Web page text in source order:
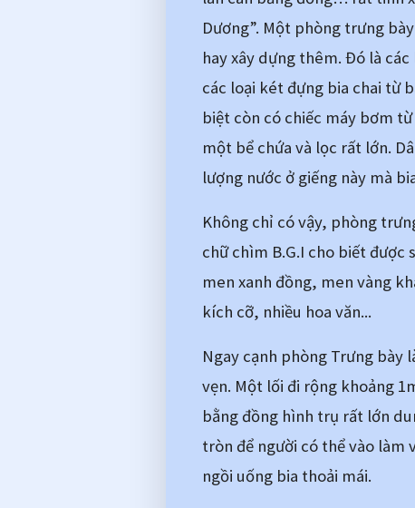
Dương”. Một phòng trưng
hay xây dựng thêm. Đó là
các loại két đựng bia chai từ
biệt còn có chiếc máy bơm
một bể chứa và lọc rất lớn.
lượng nước ở giếng này mà
Không chỉ có vậy, phòng
chữ chìm B.G.I cho biết được
men xanh đồng, men vàng
kích cỡ, nhiều hoa văn...
Ngay cạnh phòng Trưng bày
vẹn. Một lối đi rộng khoảng
bằng đồng hình trụ rất lớn
tròn để người có thể vào làm
ngồi uống bia thoải mái.